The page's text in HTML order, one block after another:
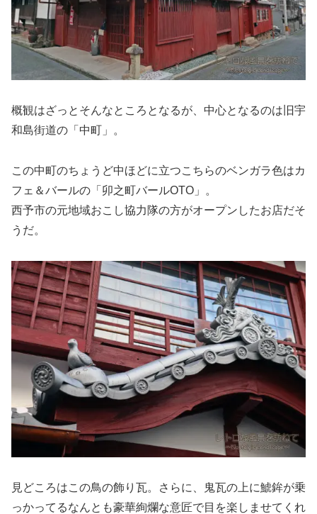
概観はざっとそんなところとなるが、中心となるのは旧宇
和島街道の「中町」。
この中町のちょうど中ほどに立つこちらのベンガラ色はカ
フェ＆バールの「卯之町バールOTO」。
西予市の元地域おこし協力隊の方がオープンしたお店だそ
うだ。
見どころはこの鳥の飾り瓦。さらに、鬼瓦の上に鯱鉾が乗
っかってるなんとも豪華絢爛な意匠で目を楽しませてくれ